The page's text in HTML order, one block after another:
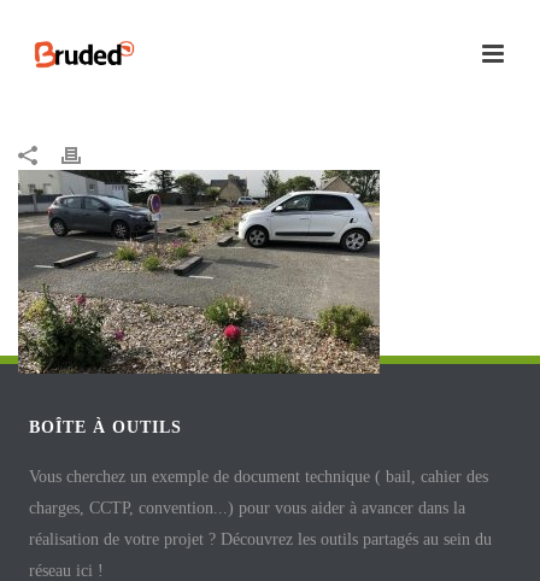
BOÎTE À OUTILS
Vous cherchez un exemple de document technique ( bail, cahier des
charges, CCTP, convention...) pour vous aider à avancer dans la
réalisation de votre projet ? Découvrez les outils partagés au sein du
réseau ici !